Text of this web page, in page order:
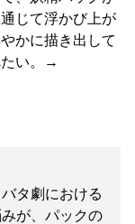
じて浮かび上が
かに描き出して
たい。→
タ劇における
が、パックの